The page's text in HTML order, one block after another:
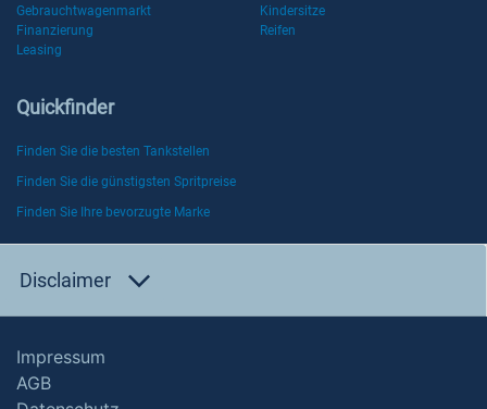
Gebrauchtwagenmarkt
Kindersitze
Finanzierung
Reifen
Leasing
Quickfinder
Finden Sie die besten Tankstellen
Finden Sie die günstigsten Spritpreise
Finden Sie Ihre bevorzugte Marke
Disclaimer
Impressum
AGB